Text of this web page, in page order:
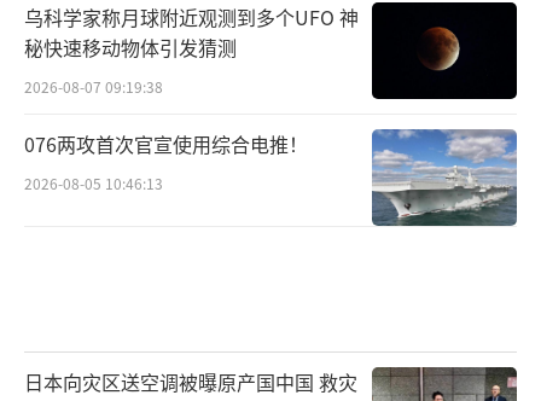
乌科学家称月球附近观测到多个UFO 神
秘快速移动物体引发猜测
2026-08-07 09:19:38
076两攻首次官宣使用综合电推！
2026-08-05 10:46:13
日本向灾区送空调被曝原产国中国 救灾